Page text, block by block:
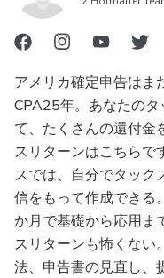
無理にサービスを勧め
納得して次の選択をす
ただけます。
アメリカ確定申告はま
CPA25年。あなたの
て、たくさんの還付金
スリターンはこちらで
スでは、自分でタック
信をもって作成できる
か月で基礎から応用ま
スリターンも怖くない
法、申告書の見直し、